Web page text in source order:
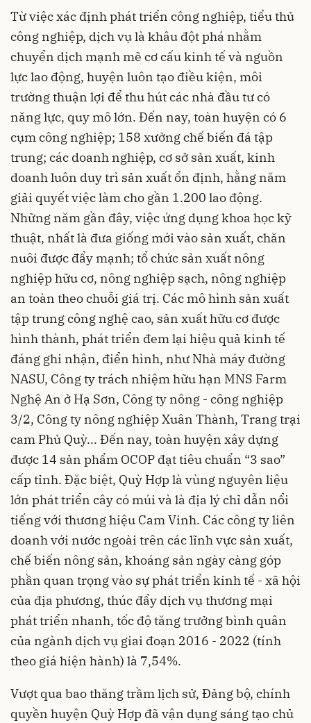
Từ việc xác định phát triển công nghiệp, tiểu thủ
công nghiệp, dịch vụ là khâu đột phá nhằm
chuyển dịch mạnh mẽ cơ cấu kinh tế và nguồn
lực lao động, huyện luôn tạo điều kiện, môi
trường thuận lợi để thu hút các nhà đầu tư có
năng lực, quy mô lớn. Đến nay, toàn huyện có 6
cụm công nghiệp; 158 xưởng chế biến đá tập
trung; các doanh nghiệp, cơ sở sản xuất, kinh
doanh luôn duy trì sản xuất ổn định, hằng năm
giải quyết việc làm cho gần 1.200 lao động.
Những năm gần đây, việc ứng dụng khoa học kỹ
thuật, nhất là đưa giống mới vào sản xuất, chăn
nuôi được đẩy mạnh; tổ chức sản xuất nông
nghiệp hữu cơ, nông nghiệp sạch, nông nghiệp
an toàn theo chuỗi giá trị. Các mô hình sản xuất
tập trung công nghệ cao, sản xuất hữu cơ được
hình thành, phát triển đem lại hiệu quả kinh tế
đáng ghi nhận, điển hình, như Nhà máy đường
NASU, Công ty trách nhiệm hữu hạn MNS Farm
Nghệ An ở Hạ Sơn, Công ty nông - công nghiệp
3/2, Công ty nông nghiệp Xuân Thành, Trang trại
cam Phủ Quỳ... Đến nay, toàn huyện xây dựng
được 14 sản phẩm OCOP đạt tiêu chuẩn “3 sao”
cấp tỉnh. Đặc biệt, Quỳ Hợp là vùng nguyên liệu
lớn phát triển cây có múi và là địa lý chỉ dẫn nổi
tiếng với thương hiệu Cam Vinh. Các công ty liên
doanh với nước ngoài trên các lĩnh vực sản xuất,
chế biến nông sản, khoáng sản ngày càng góp
phần quan trọng vào sự phát triển kinh tế - xã hội
của địa phương, thúc đẩy dịch vụ thương mại
phát triển nhanh, tốc độ tăng trưởng bình quân
của ngành dịch vụ giai đoạn 2016 - 2022 (tính
theo giá hiện hành) là 7,54%.
Vượt qua bao thăng trầm lịch sử, Đảng bộ, chính
quyền huyện Quỳ Hợp đã vận dụng sáng tạo chủ